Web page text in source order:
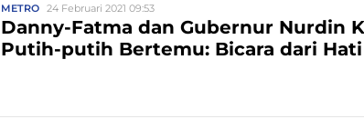
METRO 24 Februari 2021 09:53
Danny-Fatma dan Gubernur Nurdin
Putih-putih Bertemu: Bicara dari